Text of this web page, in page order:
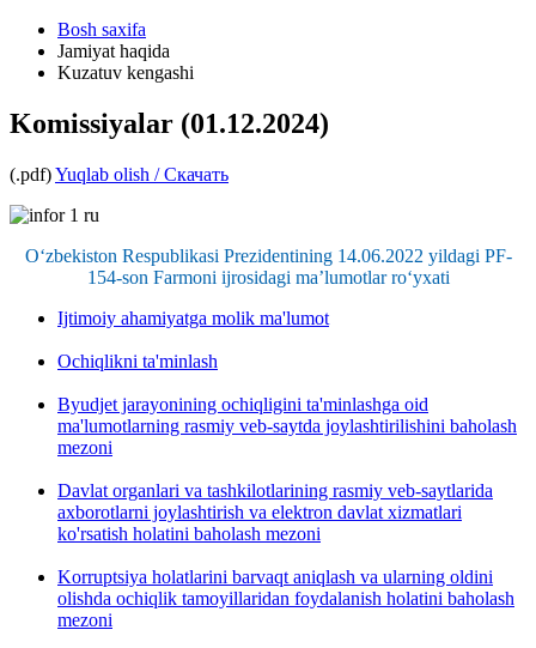
Bosh saxifa
Jamiyat haqida
Kuzatuv kengashi
Komissiyalar (01.12.2024)
(.pdf)Yuqlab olish / Скачать
O‘zbekiston Respublikasi Prezidentining 14.06.2022 yildagi PF-
154-son Farmoni ijrosidagi ma’lumotlar ro‘yxati
Ijtimoiy ahamiyatga molik ma'lumot
Ochiqlikni ta'minlash
Byudjet jarayonining ochiqligini ta'minlashga oid
ma'lumotlarning rasmiy veb-saytda joylashtirilishini baholash
mezoni
Davlat organlari va tashkilotlarining rasmiy veb-saytlarida
axborotlarni joylashtirish va elektron davlat xizmatlari
ko'rsatish holatini baholash mezoni
Korruptsiya holatlarini barvaqt aniqlash va ularning oldini
olishda ochiqlik tamoyillaridan foydalanish holatini baholash
mezoni